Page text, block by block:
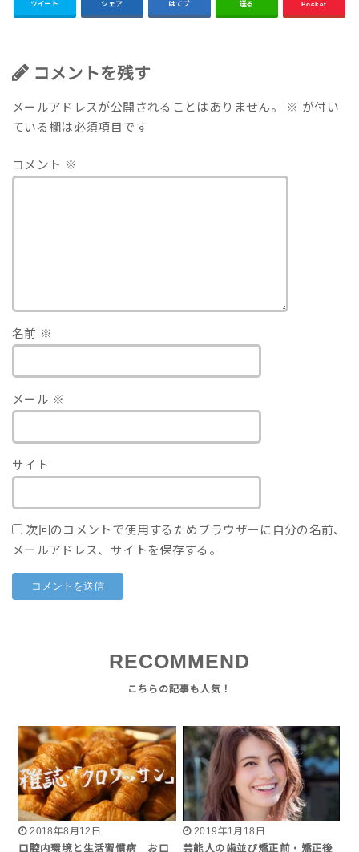
ツイート シェア はてブ 送る Pocket
コメントを残す
メールアドレスが公開されることはありません。 ※ が付い
ている欄は必須項目です
コメント ※
名前 ※
メール ※
サイト
次回のコメントで使用するためブラウザーに自分の名前、
メールアドレス、サイトを保存する。
RECOMMEND
2018年8月12日
口腔内環境と生活習慣病 お口
2019年1月18日
芸能人の歯並び矯正前・矯正後